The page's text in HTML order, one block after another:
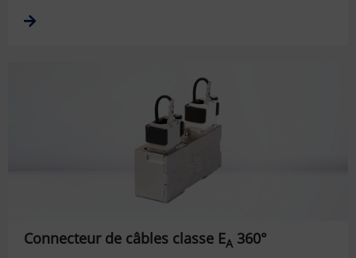
Connecteur de câbles classe EA 360°